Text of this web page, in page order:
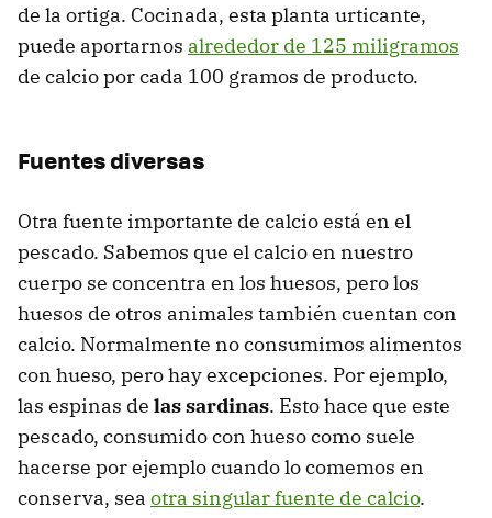
de la ortiga. Cocinada, esta planta urticante,
puede aportarnos alrededor de 125 miligramos
de calcio por cada 100 gramos de producto.
Fuentes diversas
Otra fuente importante de calcio está en el
pescado. Sabemos que el calcio en nuestro
cuerpo se concentra en los huesos, pero los
huesos de otros animales también cuentan con
calcio. Normalmente no consumimos alimentos
con hueso, pero hay excepciones. Por ejemplo,
las espinas de las sardinas. Esto hace que este
pescado, consumido con hueso como suele
hacerse por ejemplo cuando lo comemos en
conserva, sea otra singular fuente de calcio.